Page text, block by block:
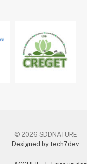
© 2026 SDDNATURE
Designed by tech7dev